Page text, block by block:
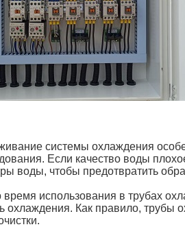
системы охлаждения
Если качество воды
воды, чтобы предотвратить
использования в трубах
охлаждения. Как правило,